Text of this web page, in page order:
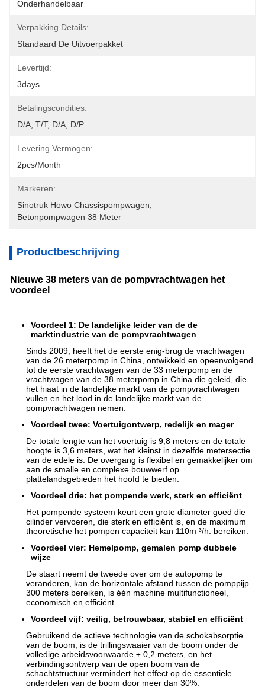
Onderhandelbaar
Verpakking Details:
Standaard De Uitvoerpakket
Levertijd:
3days
Betalingscondities:
D/A, T/T, D/A, D/P
Levering Vermogen:
2pcs/month
Markeren:
Sinotruk Howo Chassispompwagen
Betonpompwagen 38 Meter
Productbeschrijving
Nieuwe 38 meters van de pompvrachtwagen het
voordeel
Voordeel 1: De landelijke leider van de de
marktindustrie van de pompvrachtwagen
Sinds 2009, heeft het de eerste enig-brug de vrachtwagen
van de 26 meterpomp in China, ontwikkeld en opeenvolgend
tot de eerste vrachtwagen van de 33 meterpomp en de
vrachtwagen van de 38 meterpomp in China die geleid, die
het hiaat in de landelijke markt van de pompvrachtwagen
vullen en het lood in de landelijke markt van de
pompvrachtwagen nemen.
Voordeel twee: Voertuigontwerp, redelijk en mager
De totale lengte van het voertuig is 9,8 meters en de totale
hoogte is 3,6 meters, wat het kleinst in dezelfde metersectie
van de edele is. De overgang is flexibel en gemakkelijker om
aan de smalle en complexe bouwwerf op
plattelandsgebieden het hoofd te bieden.
Voordeel drie: het pompende werk, sterk en efficiënt
Het pompende systeem keurt een grote diameter goed die
cilinder vervoeren, die sterk en efficiënt is, en de maximum
theoretische het pompen capaciteit kan 110m ³/h. bereiken.
Voordeel vier: Hemelpomp, gemalen pomp dubbele
wijze
De staart neemt de tweede over om de autopomp te
veranderen, kan de horizontale afstand tussen de pomppijp
300 meters bereiken, is één machine multifunctioneel,
economisch en efficiënt.
Voordeel vijf: veilig, betrouwbaar, stabiel en efficiënt
Gebruikend de actieve technologie van de schokabsorptie
van de boom, is de trillingswaaier van de boom onder de
volledige arbeidsvoorwaarde ± 0,2 meters, en het
verbindingsontwerp van de open boom van de
schachtstructuur vermindert het effect op de essentiële
onderdelen van de boom door meer dan 30%.